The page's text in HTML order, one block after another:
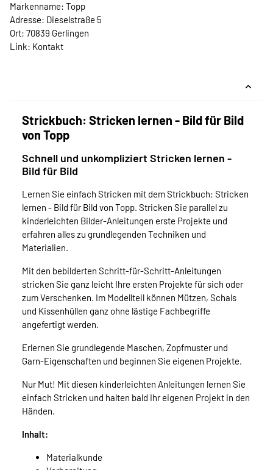
Markenname: Topp
Adresse: Dieselstraße 5
Ort: 70839 Gerlingen
Link: Kontakt
Strickbuch: Stricken lernen - Bild für Bild
von Topp
Schnell und unkompliziert Stricken lernen -
Bild für Bild
Lernen Sie einfach Stricken mit dem Strickbuch: Stricken
lernen - Bild für Bild von Topp. Stricken Sie parallel zu
kinderleichten Bilder-Anleitungen erste Projekte und
erfahren alles zu grundlegenden Techniken und
Materialien.
Mit den bebilderten Schritt-für-Schritt-Anleitungen
stricken Sie ganz leicht Ihre ersten Projekte für sich oder
zum Verschenken. Im Modellteil können Mützen, Schals
und Kissenhüllen ganz ohne lästige Fachbegriffe
angefertigt werden.
Erlernen Sie grundlegende Maschen, Zopfmuster und
Garn-Eigenschaften und beginnen Sie eigenen Projekte.
Nur Mut! Mit diesen kinderleichten Anleitungen lernen Sie
einfach Stricken und halten bald Ihr eigenen Projekt in den
Händen.
Inhalt:
Materialkunde